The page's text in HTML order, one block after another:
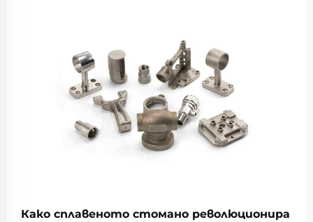
Како сплавеното стомано революционира